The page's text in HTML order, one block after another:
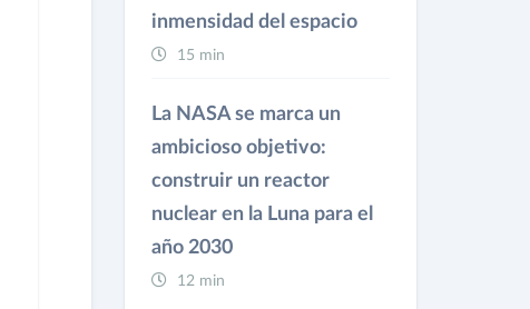
inmensidad del espacio
15 min
La NASA se marca un
ambicioso objetivo:
construir un reactor
nuclear en la Luna para el
año 2030
12 min